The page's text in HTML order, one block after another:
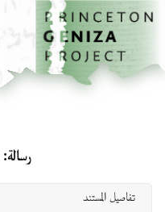
إلى المحتوى الرئيسي
الرئيسية
رسالة